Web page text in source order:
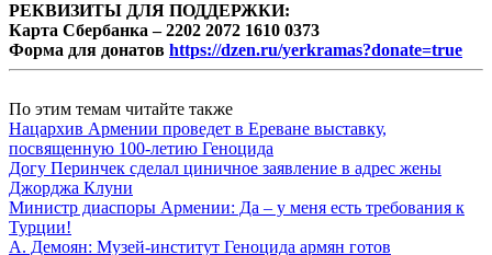
РЕКВИЗИТЫ ДЛЯ ПОДДЕРЖКИ:
Карта Сбербанка – 2202 2072 1610 0373
Форма для донатов https://dzen.ru/yerkramas?donate=true
По этим темам читайте также
Нацархив Армении проведет в Ереване выставку,
посвященную 100-летию Геноцида
Догу Перинчек сделал циничное заявление в адрес жены
Джорджа Клуни
Министр диаспоры Армении: Да – у меня есть требования к
Турции!
А. Демоян: Музей-институт Геноцида армян готов